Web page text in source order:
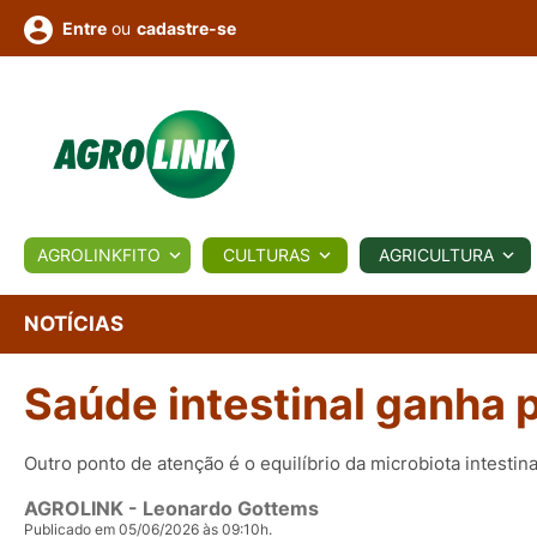
BIOLÓGICOS COTAÇÕES NOTÍCIAS
Conversor Colunistas Eventos
e
Vídeos
Entre ou cadastre-se
AGROLINKFITO CULTURAS AGRICULTURA
NOTÍCIAS
Saúde intestinal ganha
Outro ponto de atenção é o equilíbrio da microbiota
AGROLINK - Leonardo Gottems
Publicado em 05/06/2026 às 09:10h.